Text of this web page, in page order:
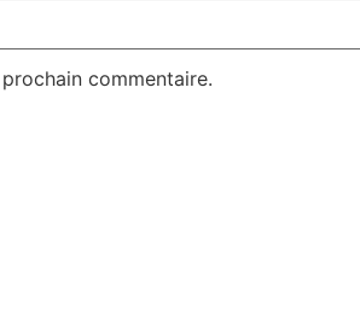
commentaire.